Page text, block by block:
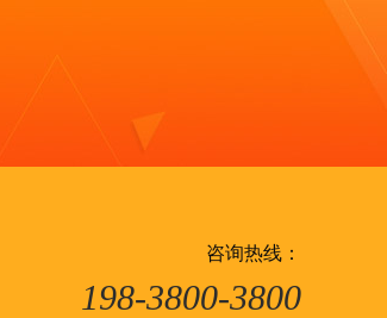
咨询热线：
198-3800-3800